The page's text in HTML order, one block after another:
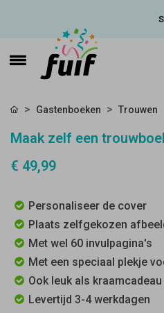
Gastenboeken Trouwen
Maak zelf een
€ 49,99
Personaliseer de cover
Plaats zelfgekozen
Met wel 60 invulpagina's
Met een speciaal plekje
Ook leuk als kraamcadeau
Levertijd 3-4 werkdagen